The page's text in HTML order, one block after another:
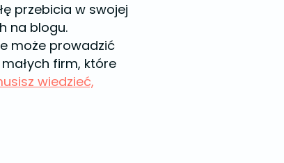
przebicia w swojej
na blogu.
może prowadzić
firm, które
wiedzieć,